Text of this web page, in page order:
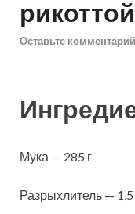
Оставьте комментарий
Мука — 285 г
Разрыхлитель — 1,5